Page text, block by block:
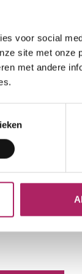
voor social
site met onze
met andere